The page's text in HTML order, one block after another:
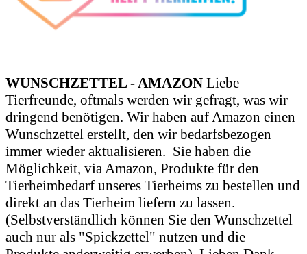
WUNSCHZETTEL - AMAZON Liebe
Tierfreunde, oftmals werden wir gefragt, was wir
dringend benötigen. Wir haben auf Amazon einen
Wunschzettel erstellt, den wir bedarfsbezogen
immer wieder aktualisieren. Sie haben die
Möglichkeit, via Amazon, Produkte für den
Tierheimbedarf unseres Tierheims zu bestellen und
direkt an das Tierheim liefern zu lassen.
(Selbstverständlich können Sie den Wunschzettel
auch nur als "Spickzettel" nutzen und die